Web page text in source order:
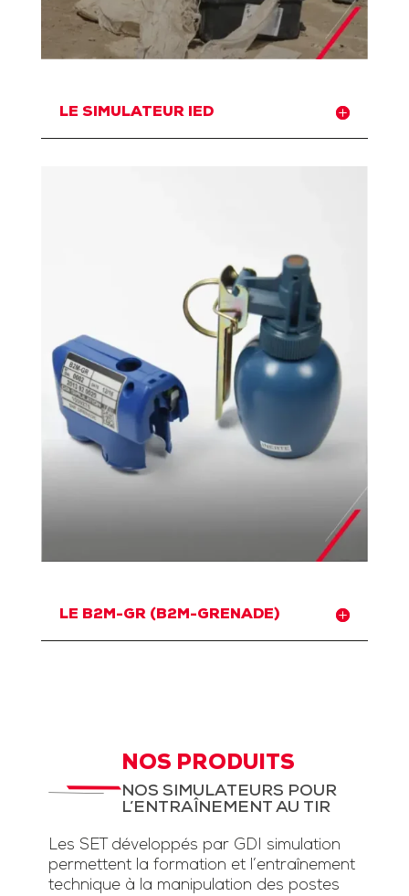
LE SIMULATEUR IED
LE B2M-GR (B2M-GRENADE)
NOS PRODUITS
NOS SIMULATEURS POUR
L’ENTRAÎNEMENT AU TIR
Les SET développés par GDI simulation
permettent la formation et l’entraînement
technique à la manipulation des postes